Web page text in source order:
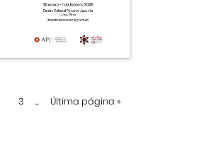
3 ... Última página »